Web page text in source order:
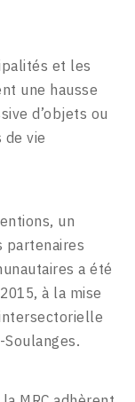
et les
une hausse
d’objets ou
vie
un
partenaires
a été
à la mise